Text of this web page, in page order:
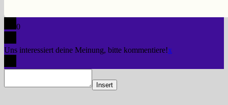
0
Uns interessiert deine Meinung, bitte kommentiere!x
Insert